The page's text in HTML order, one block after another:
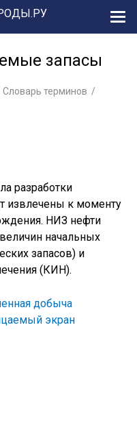
запасы
Словарь терминов
разработки
извлечены к моменту
НИЗ нефти
начальных
запасов) и
(КИН).
добыча
экран